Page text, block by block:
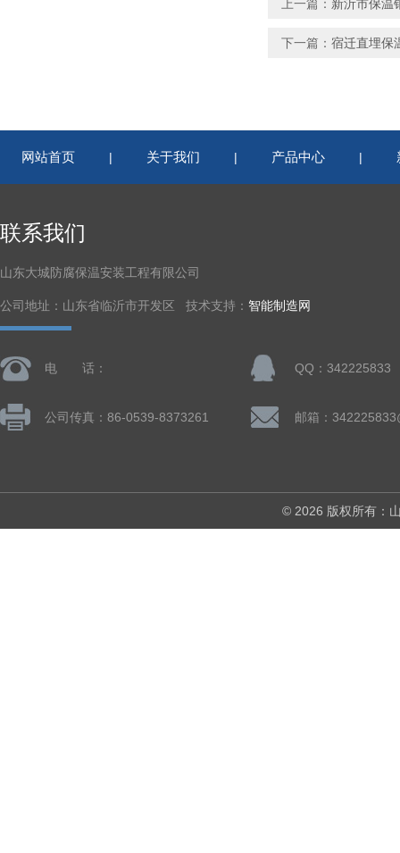
上一篇： 新沂市保温
下一篇： 宿迁直埋保
网站首页 | 关于我们 | 产品中心 |
联系我们
山东大城防腐保温安装工程有限公司
公司地址：山东省临沂市开发区 技术支持： 智能制造网
电 话： QQ：342225833
公司传真：86-0539-8373261 邮箱：
© 2026 版权所有：